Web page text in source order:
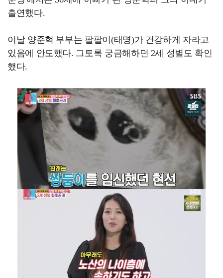
출연했다.
이날 양준혁 부부는 팔팔이(태명)가 건강하게 자라고
있음에 안도했다. 그토록 궁금해하던 2세 성별도 확인
했다.